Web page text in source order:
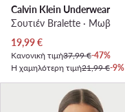
Calvin Klein Underwear
Σουτιέν Bralette · Μωβ
Τρέχουσα τιμή
19,99€
Κανονική τιμή37,99 €-47%
Η χαμηλότερη τιμή21,99 €-9%